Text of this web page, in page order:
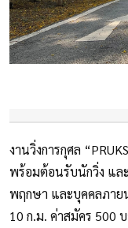
งานวิ่งการกุศล
พร้อมต้อนรับนักวิ่ง แล
พฤกษา และบุคคลภาย
10 ก.ม. ค่าสมัคร 500